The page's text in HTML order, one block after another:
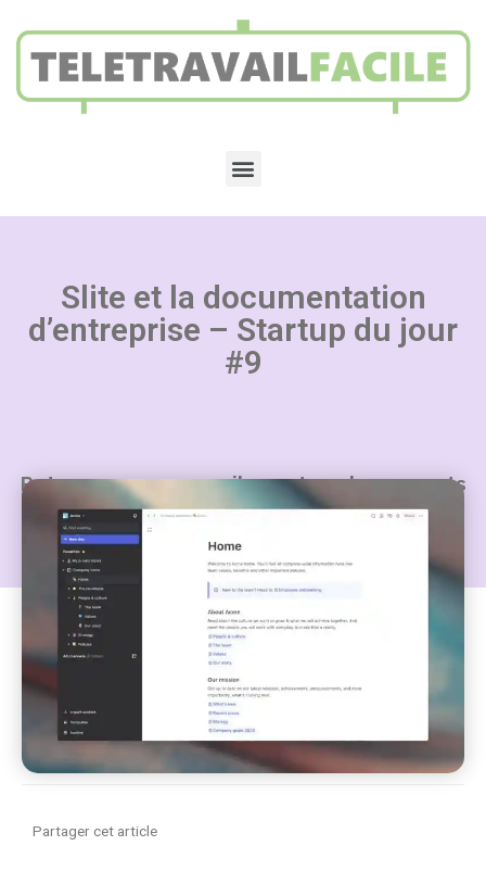
Slite et la documentation
d’entreprise – Startup du jour
#9
Retrouvez nos conseils sur tous les aspects
du télétravail :
Partager cet article